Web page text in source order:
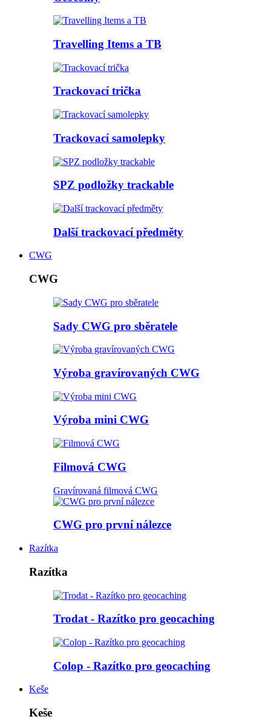
Travelling Items a TB
Trackovací trička
Trackovací samolepky
SPZ podložky trackable
Další trackovací předměty
CWG
CWG
Sady CWG pro sběratele
Výroba gravírovaných CWG
Výroba mini CWG
Filmová CWG
Gravírovaná filmová CWG
CWG pro první nálezce
Razítka
Razítka
Trodat - Razítko pro geocaching
Colop - Razítko pro geocaching
Keše
Keše